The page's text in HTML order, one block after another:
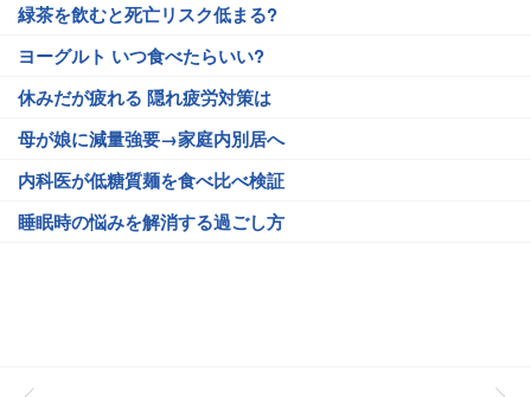
緑茶を飲むと死亡リスク低まる?
ヨーグルト いつ食べたらいい?
休みだが疲れる 隠れ疲労対策は
母が娘に減量強要→家庭内別居へ
内科医が低糖質麺を食べ比べ検証
睡眠時の悩みを解消する過ごし方